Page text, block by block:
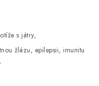
s játry,
žlázu, epilepsii, imunitu